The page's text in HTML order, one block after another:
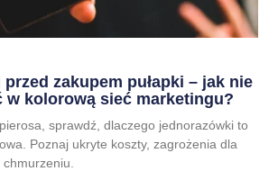
zakupem pułapki – jak nie
w kolorową sieć marketingu?
sprawdź, dlaczego jednorazówki to
Poznaj ukryte koszty, zagrożenia dla